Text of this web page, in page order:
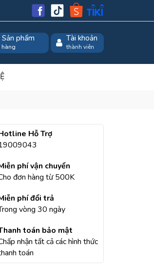
Sản phẩm
hàng
Tài khoản
thành viên
Hỗ Trợ
phí vận chuyển
đơn hàng từ 500K
phí đổi trả
vòng 30 ngày
toán bảo mật
nhận tất cả các hình thức
toán